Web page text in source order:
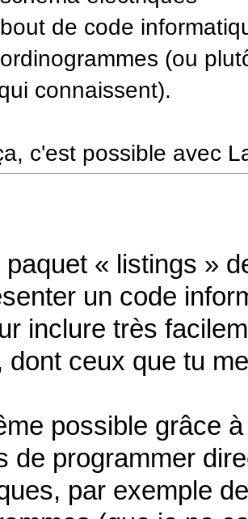
de code
(ou
connaissent).
c'est possible avec
« listings »
un code
inclure très
dont ceux que tu
possible grâce
de programmer
par exemple